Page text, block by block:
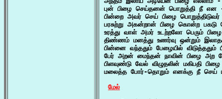
புன் பிழை செய்தனன் பொறுத்தி நீ என
பின்றை அவர் செய் பிழை
பரசுற்று அகன்றான் பிழை கொன்ற
உரத்து வாள் அமர் உடற்றலோ பெரும்
திண்ணம் மனத்து உணர்வு ஒன்றும்
பின்னை வந்ததும் பேழையில்
பேர் அறன் மைந்தன் நாவின் பிழை அற
பிளவுண்டு வேல் விழுதலின் மகிபதி
மலைத்த போர்-தொறும் எனக்கு நீ செய்
மேல்